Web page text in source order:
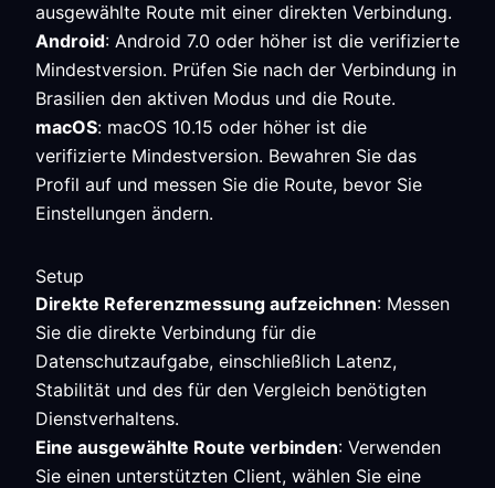
ausgewählte Route mit einer direkten Verbindung.
Android: Android 7.0 oder höher ist die verifizierte
Mindestversion. Prüfen Sie nach der Verbindung in
Brasilien den aktiven Modus und die Route.
macOS: macOS 10.15 oder höher ist die
verifizierte Mindestversion. Bewahren Sie das
Profil auf und messen Sie die Route, bevor Sie
Einstellungen ändern.
Setup
Direkte Referenzmessung aufzeichnen: Messen
Sie die direkte Verbindung für die
Datenschutzaufgabe, einschließlich Latenz,
Stabilität und des für den Vergleich benötigten
Dienstverhaltens.
Eine ausgewählte Route verbinden: Verwenden
Sie einen unterstützten Client, wählen Sie eine